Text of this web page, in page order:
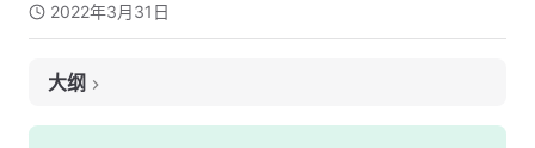
2022年3月31日
大纲
一、Go 语言定义数组